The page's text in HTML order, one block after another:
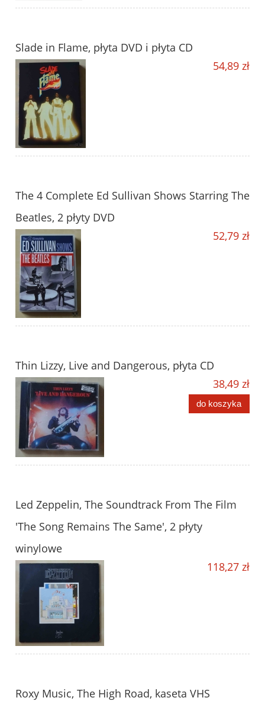
Slade in Flame, płyta DVD i płyta CD
54,89 zł
The 4 Complete Ed Sullivan Shows Starring The
Beatles, 2 płyty DVD
52,79 zł
Thin Lizzy, Live and Dangerous, płyta CD
38,49 zł
do koszyka
Led Zeppelin, The Soundtrack From The Film
'The Song Remains The Same', 2 płyty
winylowe
118,27 zł
Roxy Music, The High Road, kaseta VHS